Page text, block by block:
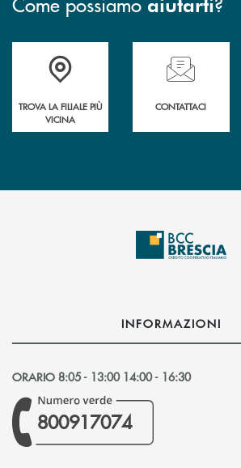
Accedi all' elenco completo delle filiali .
TROVA LA FILIALE PIÙ
VICINA
Hai bisogno di
CONTATTACI
INFORMAZIONI
ORARIO 8:05 - 13:00 14:00 - 16:30
800917074